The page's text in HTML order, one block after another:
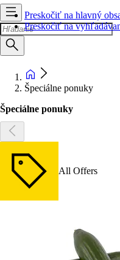
Preskočiť na hlavný
Preskočiť na
Špeciálne ponuky
Špeciálne ponuky
All Offers